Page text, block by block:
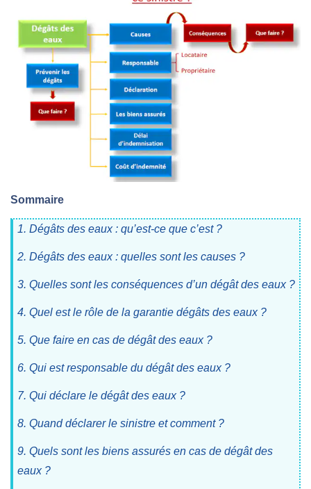
Sommaire
1. Dégâts des eaux : qu’est-ce que c’est ?
2. Dégâts des eaux : quelles sont les causes ?
3. Quelles sont les conséquences d’un dégât des eaux ?
4. Quel est le rôle de la garantie dégâts des eaux ?
5. Que faire en cas de dégât des eaux ?
6. Qui est responsable du dégât des eaux ?
7. Qui déclare le dégât des eaux ?
8. Quand déclarer le sinistre et comment ?
9. Quels sont les biens assurés en cas de dégât des
eaux ?